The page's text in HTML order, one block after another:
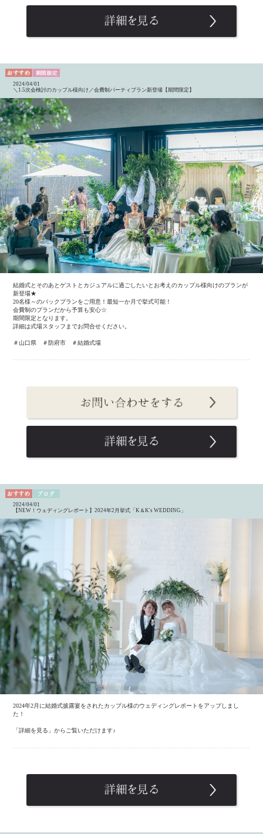
2024/04/01
＼1.5次会検討のカップル様向け／会費制パーティプラン新登場【期間限定】
結婚式とそのあとゲストとカジュアルに過ごしたいとお考えのカップル様向けのプランが
新登場★
20名様～のパックプランをご用意！最短一か月で挙式可能！
会費制のプランだから予算も安心☆
期間限定となります。
詳細は式場スタッフまでお問合せください。
＃山口県 ＃防府市 ＃結婚式場
2024/04/01
【NEW！ウェディングレポート】2024年2月挙式「K＆K's WEDDING」
2024年2月に結婚式披露宴をされたカップル様のウェディングレポートをアップしまし
た！
「詳細を見る」からご覧いただけます♪